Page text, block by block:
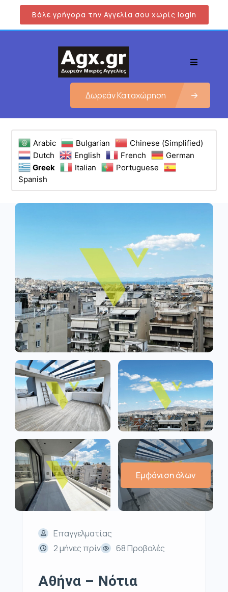
Βάλε γρήγορα την Αγγελία σου χωρίς login
Δωρεάν Καταχώρηση
Arabic Bulgarian
Chinese (Simplified)
Dutch
English French
German
Greek
Italian
Portuguese
Spanish
Εμφάνιση όλων
Επαγγελματίας
2 μήνες πρίν
68 Προβολές
Αθήνα – Νότια